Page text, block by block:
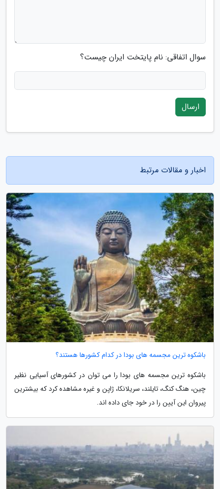
سوال اتفاقی: نام پایتخت ایران چیست؟
ارسال
اخبار و مقالات مرتبط
باشکوه ترین مجسمه های بودا در کدام کشورها هستند؟
باشکوه ترین مجسمه های بودا را می توان در کشورهای آسیایی نظیر
چین، هنگ کنگ، تایلند، سریلانکا، ژاپن و غیره مشاهده کرد که بیشترین
پیروان این آیین را در خود جای داده اند.